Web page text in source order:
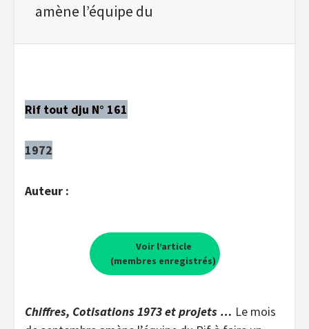
amène l’équipe du
Rif tout dju N° 161
1972
Auteur :
Voir l’article
(membres enregistrés)
Chiffres, Cotisations 1973 et projets … Le mois